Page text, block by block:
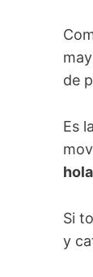
de
Es
Si
y